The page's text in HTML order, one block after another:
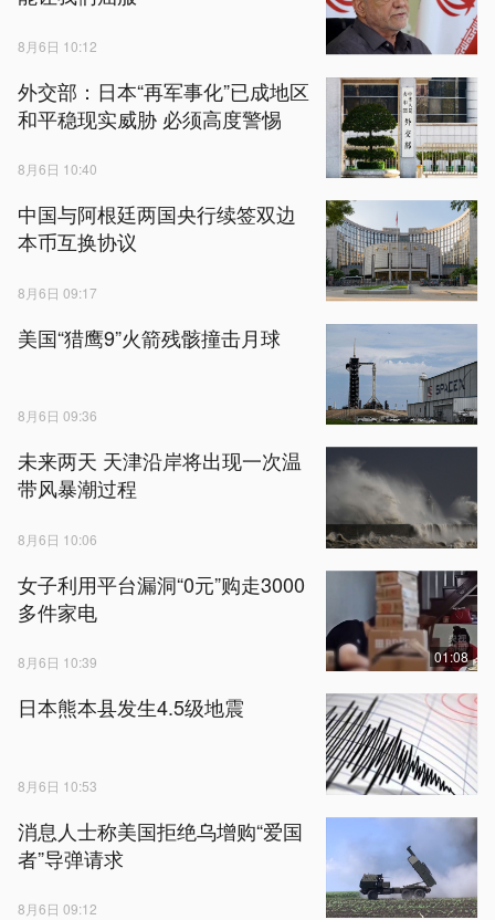
8月6日 10:12
外交部：日本“再军事化”已成地区
和平稳现实威胁 必须高度警惕
8月6日 10:40
中国与阿根廷两国央行续签双边
本币互换协议
8月6日 09:17
美国“猎鹰9”火箭残骸撞击月球
8月6日 09:36
未来两天 天津沿岸将出现一次温
带风暴潮过程
8月6日 10:06
女子利用平台漏洞“0元”购走3000
多件家电
8月6日 10:39 01:08
日本熊本县发生4.5级地震
8月6日 10:53
消息人士称美国拒绝乌增购“爱国
者”导弹请求
8月6日 09:12